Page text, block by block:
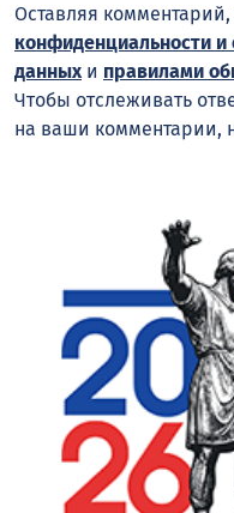
Оставляя
конфиденциальности
данныхи правилами
Чтобы отслеживать
на ваши комментарии,